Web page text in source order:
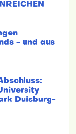
- und aus
Duisburg-